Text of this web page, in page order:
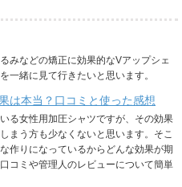
みなどの矯正に効果的なVアップシェ
一緒に見て行きたいと思います。
は本当？口コミと使った感想
る女性用加圧シャツですが、その効果
まう方も少なくないと思います。そこ
作りになっているからどんな効果が期
コミや管理人のレビューについて簡単